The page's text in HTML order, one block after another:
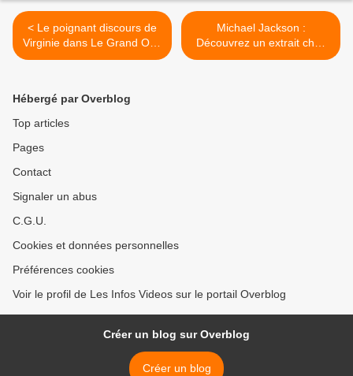
< Le poignant discours de
Virginie dans Le Grand Oral
mardi soir sur France 2
Michael Jackson :
Découvrez un extrait choc
de "Leaving Neverland"
Hébergé par Overblog
Top articles
Pages
Contact
Signaler un abus
C.G.U.
Cookies et données personnelles
Préférences cookies
Voir le profil de Les Infos Videos sur le portail Overblog
Créer un blog sur Overblog
Créer un blog